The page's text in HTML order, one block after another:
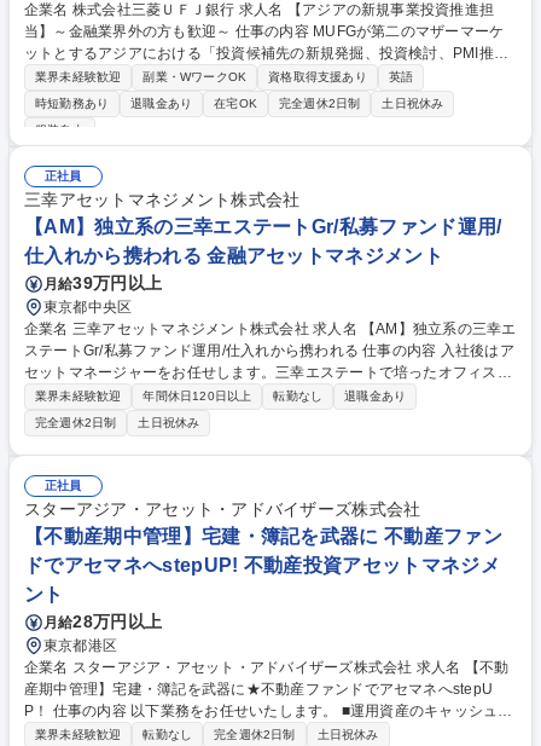
企業名 株式会社三菱ＵＦＪ銀行 求人名 【アジアの新規事業投資推進担
当】～金融業界外の方も歓迎～ 仕事の内容 MUFGが第二のマザーマーケ
ットとするアジアにおける「投資候補先の新規発掘、投資検討、PMI推
進」や「各パートナーバンクの投資案件推進・PMIサポート」に従事いた
だきます。 【魅力】■経営としてアジアマーケットに注力していくことを
決めており、高いレベルで業務が行えます。 ■デジタルエコシステム施策
「アジア×デジタル」をテーマに、フィンテック企業やスタートアップと
の連携を通じて新しい金融サービスを創出しております。 募集職種 【ア
ジアの新規事業投資推進担当】～金融業界外の方も歓迎～
業界未経験歓迎 副業・WワークOK 資格取得支援あり
英語
時短勤務あり
退職金あり 在宅OK 完全週休2日制
土日祝休み
服装自由
正社員
三幸アセットマネジメント株式会社
【AM】独立系の三幸エステートGr/私募ファンド運用/
仕入れから携われる 金融アセットマネジメント
月給39万円以上
東京都中央区
企業名 三幸アセットマネジメント株式会社 求人名 【AM】独立系の三幸エ
ステートGr/私募ファンド運用/仕入れから携われる 仕事の内容 入社後はア
セットマネージャーをお任せします。三幸エステートで培ったオフィス仲
介のノウハウで設計/開発から携われるので財閥系と違うキャリアを描けま
す。ご経験を考慮し私募ファンド運用物件もお任せします。 ■各種契約書
等のドキュメント作成■計画工事（バリューアップ、保全工事）の策定お
よび実施・管理、緊急工事の対応 ※工事実務は含まれません■PMおよび
他の業者への業務の指示、管理■月次レポート関連（レントロール、キャ
ッシュマネジメント、会計確認）■予算の策定、実行（予実管理）■運用に
あたり当社のアセットマネジメント方針、手順の遵守徹底 募集職種 【A
M】独立系の三幸エステートGr/私募ファンド運用/仕入れから携われる
業界未経験歓迎 年間休日120日以上 転勤なし
退職金あり
完全週休2日制
土日祝休み
正社員
スターアジア・アセット・アドバイザーズ株式会社
【不動産期中管理】宅建・簿記を武器に 不動産ファン
ドでアセマネへstepUP! 不動産投資アセットマネジメ
ント
月給28万円以上
東京都港区
企業名 スターアジア・アセット・アドバイザーズ株式会社 求人名 【不動
産期中管理】宅建・簿記を武器に★不動産ファンドでアセマネへstepU
P！ 仕事の内容 以下業務をお任せいたします。 ■運用資産のキャッシュマ
ネジメント（入出金管理、配当、元利金払い、物件関連費用の支払い指図
業界未経験歓迎 転勤なし 完全週休2日制 土日祝休み